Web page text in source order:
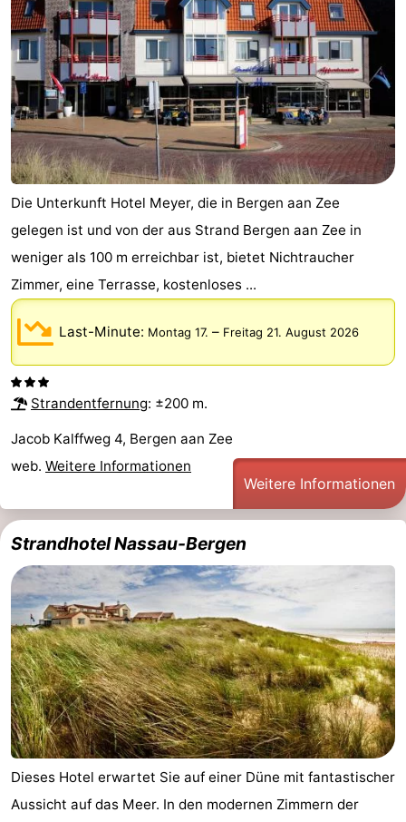
Die Unterkunft Hotel Meyer, die in Bergen aan Zee
gelegen ist und von der aus Strand Bergen aan Zee in
weniger als 100 m erreichbar ist, bietet Nichtraucher
Zimmer, eine Terrasse, kostenloses ...
Last-Minute: Montag 17. – Freitag 21. August 2026
Strandentfernung: ±200 m.
Jacob Kalffweg 4, Bergen aan Zee
web. Weitere Informationen
Weitere Informationen
Strandhotel Nassau-Bergen
Dieses Hotel erwartet Sie auf einer Düne mit fantastischer
Aussicht auf das Meer. In den modernen Zimmern der